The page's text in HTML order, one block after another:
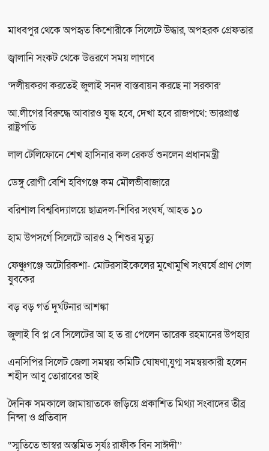
মাধবপুর থেকে অপহৃত কিশোরীকে সিলেটে উদ্ধার, অপহরক গ্রেফতার
জ্বালানি সংকট থেকে উত্তরণে সময় লাগবে
‘দলীয়করণ করতেই জুলাই সনদ বাস্তবায়ন করছে না সরকার’
আ.লীগের বিরুদ্ধে আবারও যুদ্ধ হবে, দেখা হবে রাজপথে: ভারপ্রাপ্ত
রাষ্ট্রপতি
লাল টেলিফোনে শেখ হাসিনার কল রেকর্ড শুনলেন প্রধানমন্ত্রী
ডেঙ্গু রোগী বেশি হবিগঞ্জে কম মৌলভীবাজারে
বরিশাল বিশ্ববিদ্যালয়ে ছাত্রদল-শিবির সংঘর্ষ, আহত ১০
হাম উপসর্গে সিলেটে আরও ২ শিশুর মৃত্যু
ফেঞ্চুগঞ্জে অটোরিকশা- মোটরসাইকেলের মুখোমুখি সংঘর্ষে প্রাণ গেল
যুবকের
বড় বড় গর্ত দুর্ঘটনার আশঙ্কা
জুলাই বি প্ল বে সিলেটের আ হ ত রা পেলেন তারেক রহমানের উপহার
এনসিপির সিলেট জেলা সমন্বয় কমিটি ঘোষণা,যুগ্ম সমন্বয়কারী হলেন
শহীদ আবু তোরাবের ভাই
দৈনিক সমকালে জামায়াতকে জড়িয়ে প্রকাশিত মিথ্যা সংবাদের তীব্র
নিন্দা ও প্রতিবাদ
“স্মৃতিতে ভাস্বর অস্তমিত সূর্যঃ রাফীক বিন সাঈদী’’